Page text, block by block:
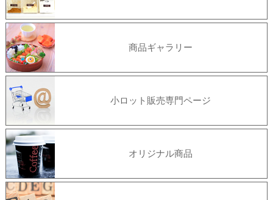
商品ギャラリー
小ロット販売専門ページ
オリジナル商品